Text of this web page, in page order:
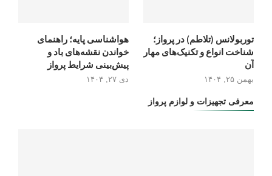
توربولانس (تلاطم) در پرواز؛
شناخت انواع و تکنیک‌های مهار
آن
بهمن ۲۵, ۱۴۰۴
هواشناسی پایه؛ راهنمای
خواندن نقشه‌های باد و
پیش‌بینی شرایط پرواز
دی ۲۷, ۱۴۰۴
معرفی تجهیزات و لوازم پرواز